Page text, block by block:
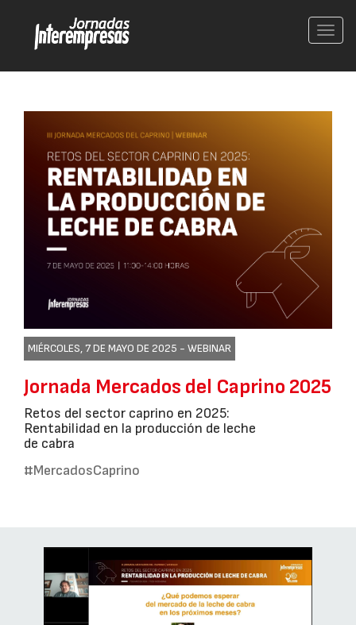
MIÉRCOLES, 7 DE MAYO DE 2025 - WEBINAR
Jornada Mercados del Caprino 2025
Retos del sector caprino en 2025:
Rentabilidad en la producción de leche
de cabra
#MercadosCaprino